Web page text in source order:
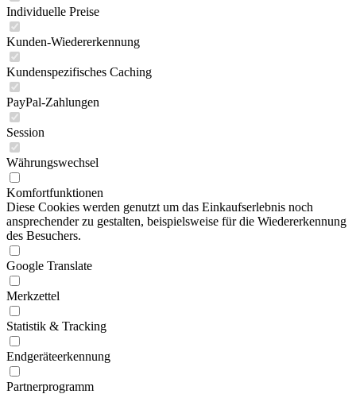
Individuelle Preise
Kunden-Wiedererkennung
Kundenspezifisches Caching
PayPal-Zahlungen
Session
Währungswechsel
Komfortfunktionen
Diese Cookies werden genutzt um das Einkaufserlebnis noch
ansprechender zu gestalten, beispielsweise für die Wiedererkennung
des Besuchers.
Google Translate
Merkzettel
Statistik & Tracking
Endgeräteerkennung
Partnerprogramm